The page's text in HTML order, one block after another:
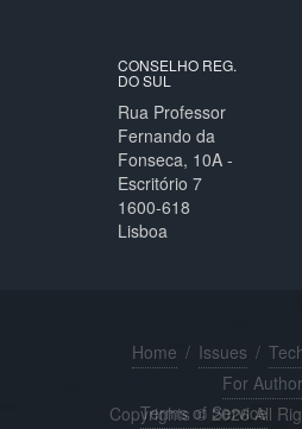
CONSELHO REG.
DO SUL
Rua Professor
Fernando da
Fonseca, 10A -
Escritório 7
1600-618
Lisboa
Home / Issues /
For
Copyrights © 2026 All
Terms of Service